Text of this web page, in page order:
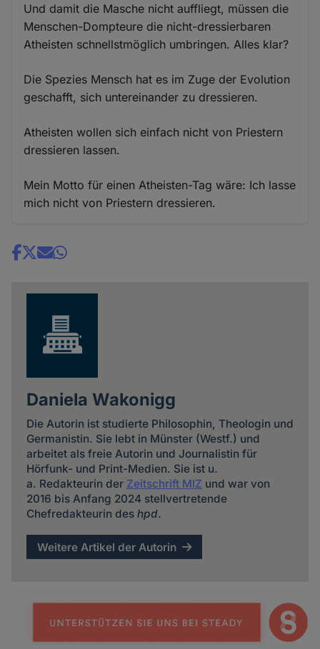
Und damit die Masche nicht auffliegt, müssen die
Menschen-Dompteure die nicht-dressierbaren
Atheisten schnellstmöglich umbringen. Alles klar?
Die Spezies Mensch hat es im Zuge der Evolution
geschafft, sich untereinander zu dressieren.
Atheisten wollen sich einfach nicht von Priestern
dressieren lassen.
Mein Motto für einen Atheisten-Tag wäre: Ich lasse
mich nicht von Priestern dressieren.
Share
Daniela Wakonigg
Die Autorin ist studierte Philosophin, Theologin und
Germanistin. Sie lebt in Münster (Westf.) und
arbeitet als freie Autorin und Journalistin für
Hörfunk- und Print-Medien. Sie ist u.
a. Redakteurin der Zeitschrift MIZ und war von
2016 bis Anfang 2024 stellvertretende
Chefredakteurin des hpd.
Weitere Artikel der Autorin